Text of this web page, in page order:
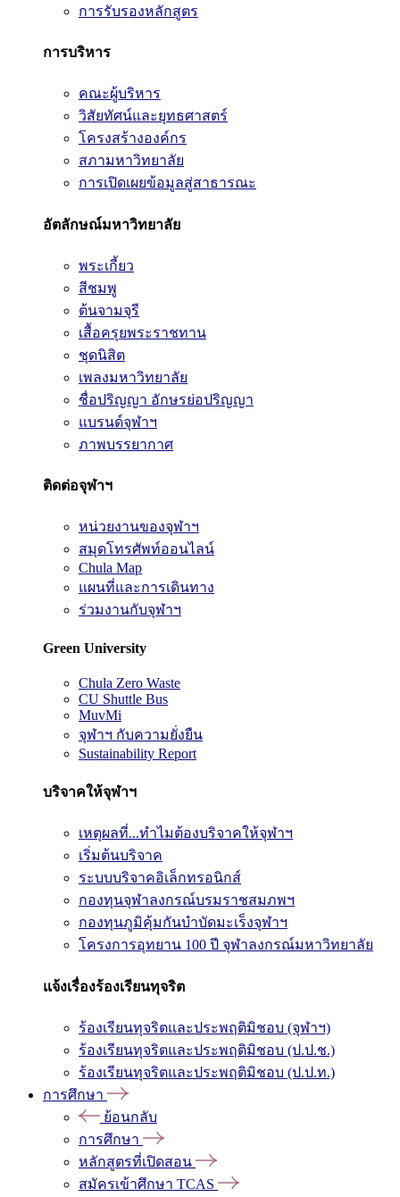
การรับรองหลักสูตร
การบริหาร
คณะผู้บริหาร
วิสัยทัศน์และยุทธศาสตร์
โครงสร้างองค์กร
สภามหาวิทยาลัย
การเปิดเผยข้อมูลสู่สาธารณะ
อัตลักษณ์มหาวิทยาลัย
พระเกี้ยว
สีชมพู
ต้นจามจุรี
เสื้อครุยพระราชทาน
ชุดนิสิต
เพลงมหาวิทยาลัย
ชื่อปริญญา อักษรย่อปริญญา
แบรนด์จุฬาฯ
ภาพบรรยากาศ
ติดต่อจุฬาฯ
หน่วยงานของจุฬาฯ
สมุดโทรศัพท์ออนไลน์
Chula Map
แผนที่และการเดินทาง
ร่วมงานกับจุฬาฯ
Green University
Chula Zero Waste
CU Shuttle Bus
MuvMi
จุฬาฯ กับความยั่งยืน
Sustainability Report
บริจาคให้จุฬาฯ
เหตุผลที่...ทำไมต้องบริจาคให้จุฬาฯ
เริ่มต้นบริจาค
ระบบบริจาคอิเล็กทรอนิกส์
กองทุนจุฬาลงกรณ์บรมราชสมภพฯ
กองทุนภูมิคุ้มกันบำบัดมะเร็งจุฬาฯ
โครงการอุทยาน 100 ปี จุฬาลงกรณ์มหาวิทยาลัย
แจ้งเรื่องร้องเรียนทุจริต
ร้องเรียนทุจริตและประพฤติมิชอบ (จุฬาฯ)
ร้องเรียนทุจริตและประพฤติมิชอบ (ป.ป.ช.)
ร้องเรียนทุจริตและประพฤติมิชอบ (ป.ป.ท.)
การศึกษา
ย้อนกลับ
การศึกษา
หลักสูตรที่เปิดสอน
สมัครเข้าศึกษา TCAS